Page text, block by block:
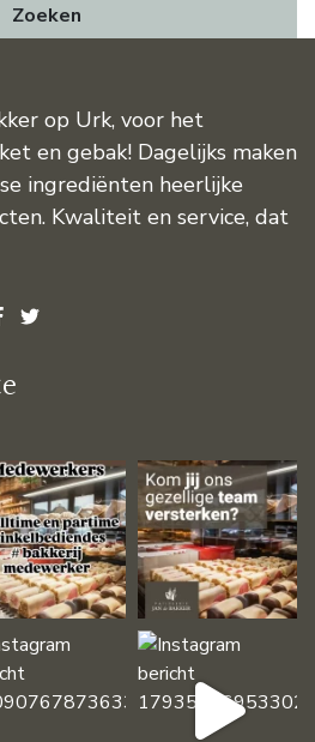
op Urk, voor het
en gebak! Dagelijks maken
ingrediënten heerlijke
Kwaliteit en service, dat